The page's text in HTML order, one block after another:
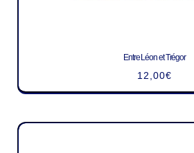
Entre Léon et Trégor
12,00€